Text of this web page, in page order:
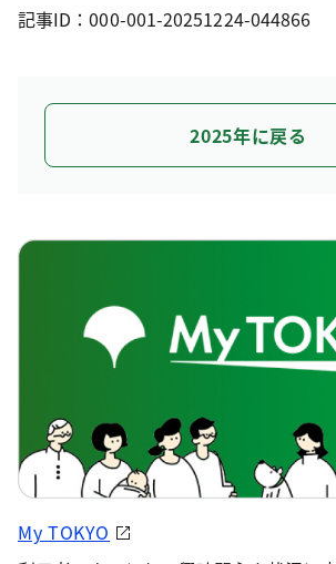
記事ID：000-001-20251224-044866
2025年に戻る
My TOKYO